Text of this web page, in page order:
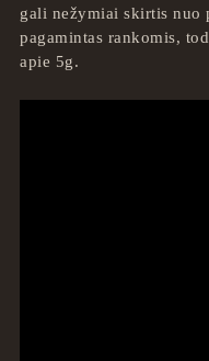
gali nežymiai skirtis nuo
pagamintas rankomis,
apie 5g.